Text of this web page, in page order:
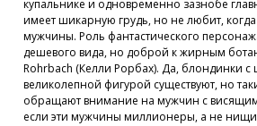
купальнике и одновременно зазнобе
имеет шикарную грудь, но не любит, когда
мужчины. Роль фантастического
дешевого вида, но доброй к жирным
Rohrbach (Келли Рорбах). Да, блондинки
великолепной фигурой существуют, но
обращают внимание на мужчин с
если эти мужчины миллионеры, а не